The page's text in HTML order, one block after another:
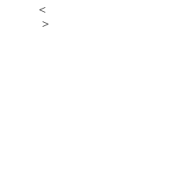
<
>